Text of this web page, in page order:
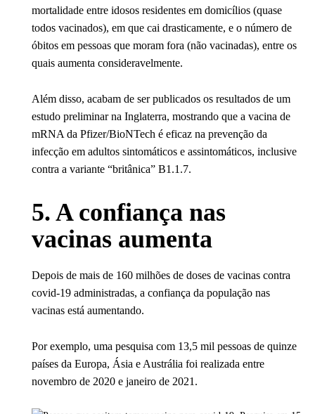
mortalidade entre idosos residentes em domicílios (quase
todos vacinados), em que cai drasticamente, e o número de
óbitos em pessoas que moram fora (não vacinadas), entre os
quais aumenta consideravelmente.
Além disso, acabam de ser publicados os resultados de um
estudo preliminar na Inglaterra, mostrando que a vacina de
mRNA da Pfizer/BioNTech é eficaz na prevenção da
infecção em adultos sintomáticos e assintomáticos, inclusive
contra a variante “britânica” B1.1.7.
5. A confiança nas
vacinas aumenta
Depois de mais de 160 milhões de doses de vacinas contra
covid-19 administradas, a confiança da população nas
vacinas está aumentando.
Por exemplo, uma pesquisa com 13,5 mil pessoas de quinze
países da Europa, Ásia e Austrália foi realizada entre
novembro de 2020 e janeiro de 2021.